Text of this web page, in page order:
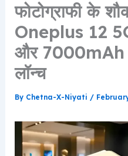
फोटोग्राफी के
Oneplus 12
और 7000mAh
लॉन्च
By Chetna-X-Niyati /